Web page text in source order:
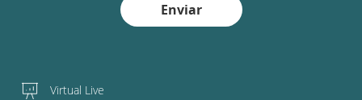
Enviar
Virtual Live